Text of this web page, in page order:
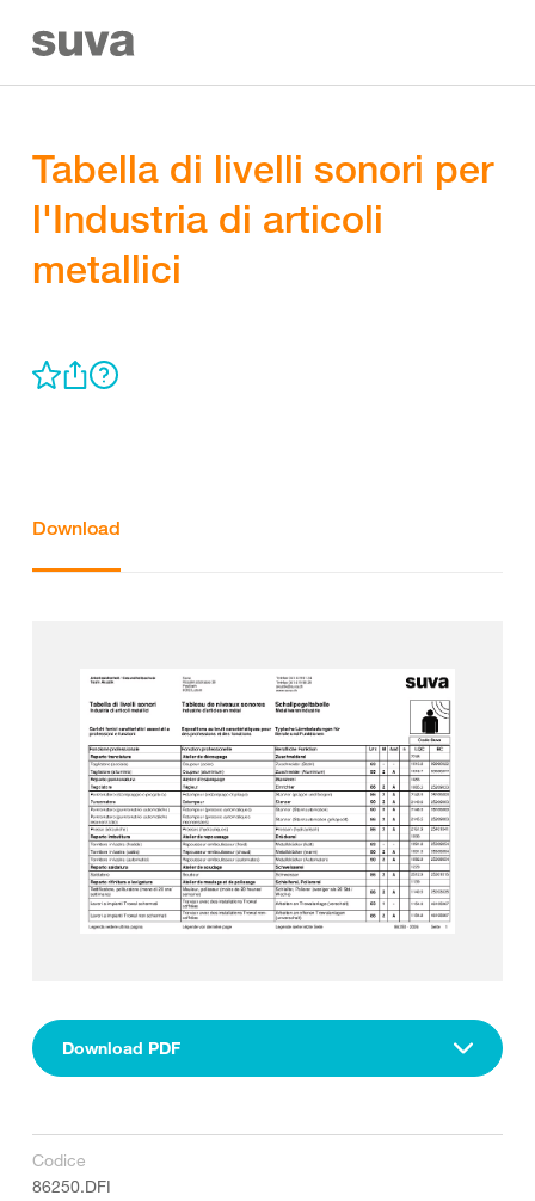
Tabella di livelli sonori per
l'Industria di articoli
metallici
Download
Download PDF
Codice
86250.DFI